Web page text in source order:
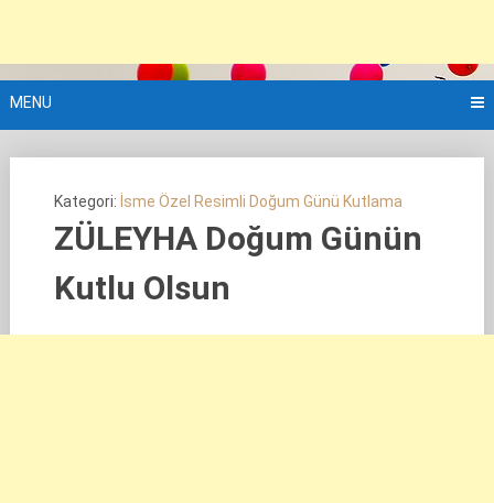
MENU
Kategori: İsme Özel Resimli Doğum Günü Kutlama
ZÜLEYHA Doğum Günün
Kutlu Olsun